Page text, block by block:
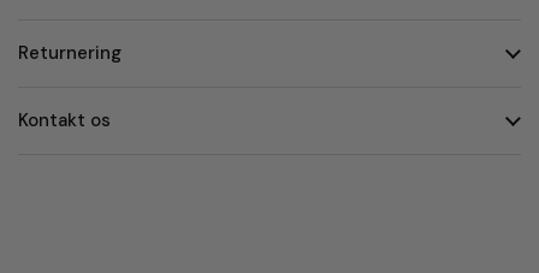
Returnering
Kontakt os